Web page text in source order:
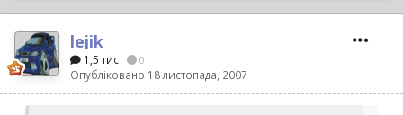
lejik
1,5 тис 0
Опубліковано 18 листопада, 2007